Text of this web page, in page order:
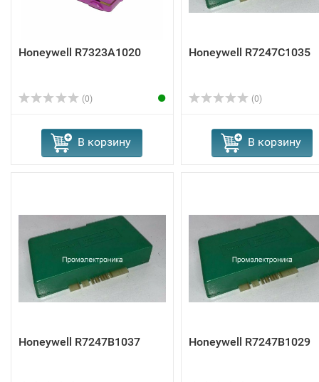
Honeywell R7323A1020
(0)
В корзину
Honeywell R7247C1035
(0)
В корзину
Honeywell R7247B1037 Honeywell R7247B1029